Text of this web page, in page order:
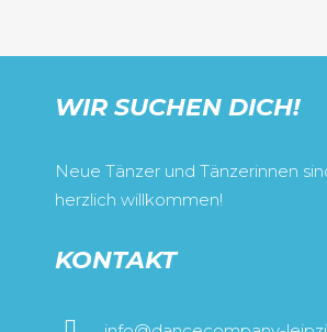
WIR SUCHEN DICH!
Neue Tänzer und Tänzerinnen
herzlich willkommen!
KONTAKT